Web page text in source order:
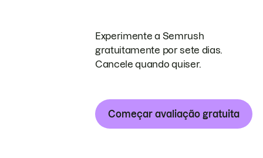
Experimente a Semrush
gratuitamente por sete dias.
Cancele quando quiser.
Começar avaliação gratuita